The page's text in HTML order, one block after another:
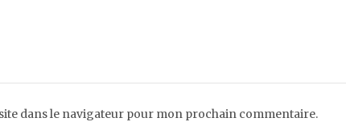
dans le navigateur pour mon prochain commentaire.